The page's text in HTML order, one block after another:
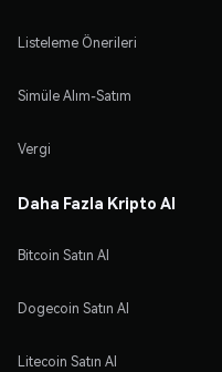
Listeleme Önerileri
Simüle Alım-Satım
Vergi
Daha Fazla Kripto Al
Bitcoin Satın Al
Dogecoin Satın Al
Litecoin Satın Al